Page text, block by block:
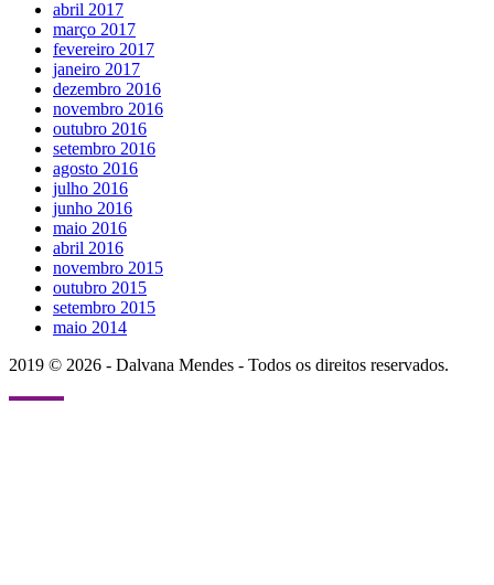
abril 2017
março 2017
fevereiro 2017
janeiro 2017
dezembro 2016
novembro 2016
outubro 2016
setembro 2016
agosto 2016
julho 2016
junho 2016
maio 2016
abril 2016
novembro 2015
outubro 2015
setembro 2015
maio 2014
2019 © 2026 - Dalvana Mendes - Todos os direitos reservados.